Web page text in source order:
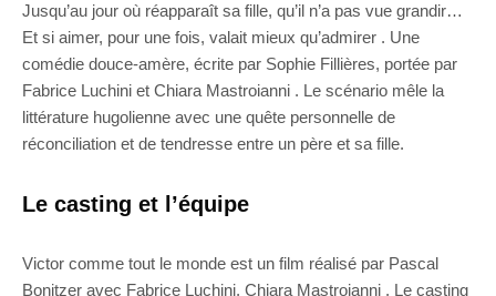
Jusqu’au jour où réapparaît sa fille, qu’il n’a pas vue grandir…
Et si aimer, pour une fois, valait mieux qu’admirer . Une
comédie douce-amère, écrite par Sophie Fillières, portée par
Fabrice Luchini et Chiara Mastroianni . Le scénario mêle la
littérature hugolienne avec une quête personnelle de
réconciliation et de tendresse entre un père et sa fille.
Le casting et l’équipe
Victor comme tout le monde est un film réalisé par Pascal
Bonitzer avec Fabrice Luchini, Chiara Mastroianni . Le casting